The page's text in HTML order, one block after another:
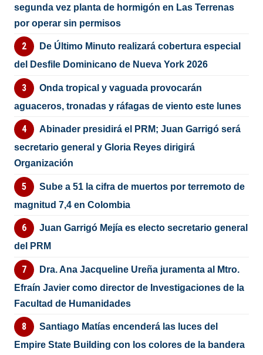
segunda vez planta de hormigón en Las Terrenas
por operar sin permisos
De Último Minuto realizará cobertura especial
del Desfile Dominicano de Nueva York 2026
Onda tropical y vaguada provocarán
aguaceros, tronadas y ráfagas de viento este lunes
Abinader presidirá el PRM; Juan Garrigó será
secretario general y Gloria Reyes dirigirá
Organización
Sube a 51 la cifra de muertos por terremoto de
magnitud 7,4 en Colombia
Juan Garrigó Mejía es electo secretario general
del PRM
Dra. Ana Jacqueline Ureña juramenta al Mtro.
Efraín Javier como director de Investigaciones de la
Facultad de Humanidades
Santiago Matías encenderá las luces del
Empire State Building con los colores de la bandera